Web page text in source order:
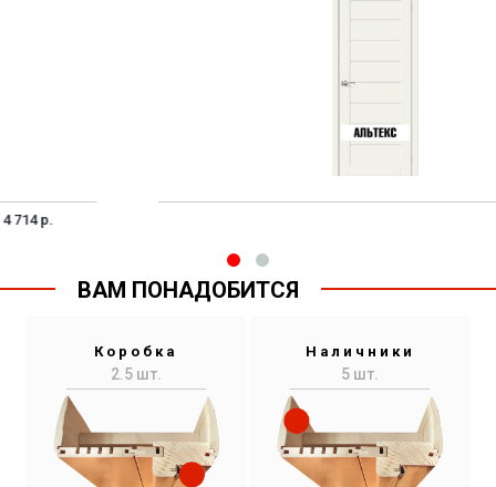
ВАМ ПОНАДОБИТСЯ
Коробка
2.5 шт.
Наличники
5 шт.